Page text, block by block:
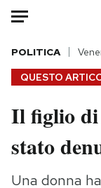
HOME
Italia
Politica
Tecnologia
QUESTO
POLITICA
Il figlio di
stato
Una donna